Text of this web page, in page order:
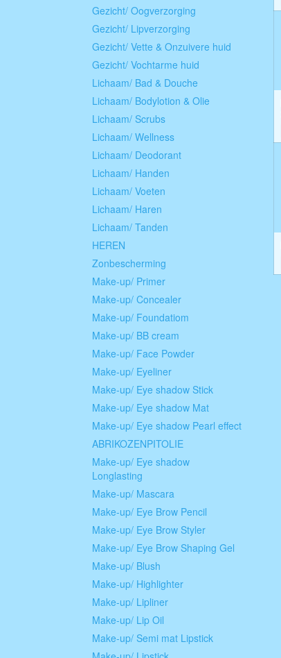
Gezicht/ Oogverzorging
Gezicht/ Lipverzorging
Gezicht/ Vette & Onzuivere huid
Gezicht/ Vochtarme huid
Lichaam/ Bad & Douche
Lichaam/ Bodylotion & Olie
Lichaam/ Scrubs
Lichaam/ Wellness
Lichaam/ Deodorant
Lichaam/ Handen
Lichaam/ Voeten
Lichaam/ Haren
Lichaam/ Tanden
HEREN
Zonbescherming
Make-up/ Primer
Make-up/ Concealer
Make-up/ Foundatiom
Make-up/ BB cream
Make-up/ Face Powder
Make-up/ Eyeliner
Make-up/ Eye shadow Stick
Make-up/ Eye shadow Mat
Make-up/ Eye shadow Pearl effect
ABRIKOZENPITOLIE
Make-up/ Eye shadow
Longlasting
Make-up/ Mascara
Make-up/ Eye Brow Pencil
Make-up/ Eye Brow Styler
Make-up/ Eye Brow Shaping Gel
Make-up/ Blush
Make-up/ Highlighter
Make-up/ Lipliner
Make-up/ Lip Oil
Make-up/ Semi mat Lipstick